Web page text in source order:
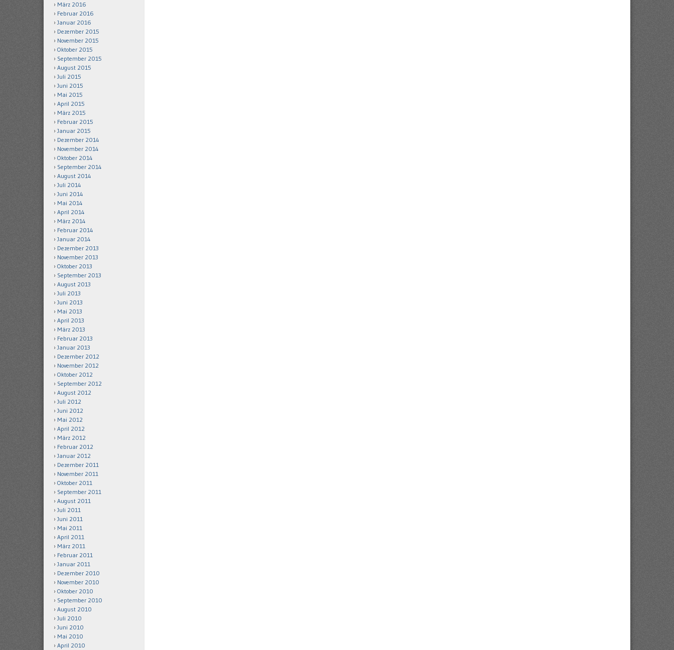
März 2016
Februar 2016
Januar 2016
Dezember 2015
November 2015
Oktober 2015
September 2015
August 2015
Juli 2015
Juni 2015
Mai 2015
April 2015
März 2015
Februar 2015
Januar 2015
Dezember 2014
November 2014
Oktober 2014
September 2014
August 2014
Juli 2014
Juni 2014
Mai 2014
April 2014
März 2014
Februar 2014
Januar 2014
Dezember 2013
November 2013
Oktober 2013
September 2013
August 2013
Juli 2013
Juni 2013
Mai 2013
April 2013
März 2013
Februar 2013
Januar 2013
Dezember 2012
November 2012
Oktober 2012
September 2012
August 2012
Juli 2012
Juni 2012
Mai 2012
April 2012
März 2012
Februar 2012
Januar 2012
Dezember 2011
November 2011
Oktober 2011
September 2011
August 2011
Juli 2011
Juni 2011
Mai 2011
April 2011
März 2011
Februar 2011
Januar 2011
Dezember 2010
November 2010
Oktober 2010
September 2010
August 2010
Juli 2010
Juni 2010
Mai 2010
April 2010